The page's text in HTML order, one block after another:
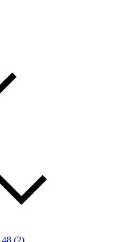
48 (2)